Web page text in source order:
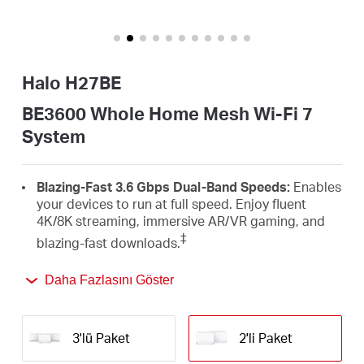
Halo H27BE
BE3600 Whole Home Mesh Wi-Fi 7
System
Blazing-Fast 3.6 Gbps Dual-Band Speeds: Enables
your devices to run at full speed. Enjoy fluent
4K/8K streaming, immersive AR/VR gaming, and
blazing-fast downloads.‡
Newest WiFi 7:
Armed with the 4K-QAM, MLO,
Multi-RUs, and other features that WiFi 7 offers,
Seamless Roaming for a Smooth Network
Daha Fazlasını Göster
3'lü Paket 2'li Paket